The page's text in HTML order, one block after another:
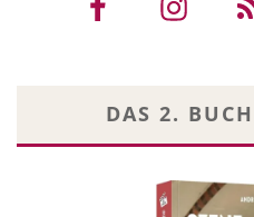
DAS 2.